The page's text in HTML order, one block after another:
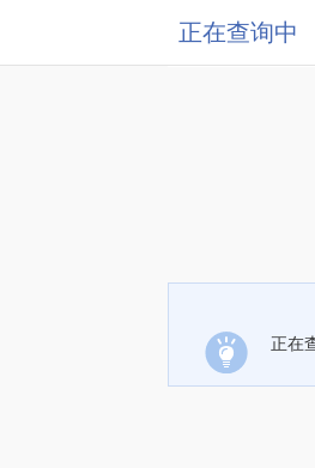
正在查询中
正在